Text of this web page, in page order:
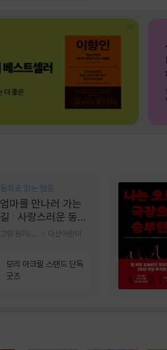
동화로 읽는 웹툰
엄마를 만나러 가는
길 : 사랑스러운 동그
라미
다산어린이
모리 아크릴 스탠드 단독
굿즈